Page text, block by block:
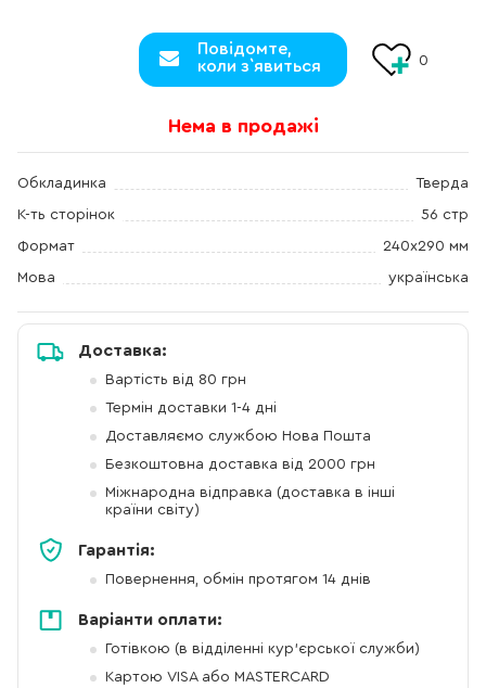
Повідомте,
коли з`явиться
0
Нема в продажі
Обкладинка Тверда
К-ть сторінок 56 стр
Формат 240х290 мм
Мова українська
Доставка:
Вартість від 80 грн
Термін доставки 1-4 дні
Доставляємо службою Нова Пошта
Безкоштовна доставка від 2000 грн
Міжнародна відправка (доставка в інші
країни світу)
Гарантія:
Повернення, обмін протягом 14 днів
Варіанти оплати:
Готівкою (в відділенні кур'єрської служби)
Картою VISA або MASTERCARD